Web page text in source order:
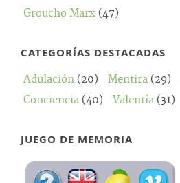
Groucho Marx (47)
CATEGORÍAS DESTACADAS
Adulación (20) Mentira (29)
Conciencia (40) Valentía (31)
JUEGO DE MEMORIA